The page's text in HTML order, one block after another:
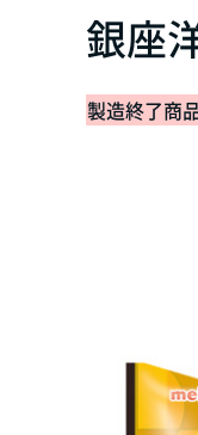
銀座
製造終了商